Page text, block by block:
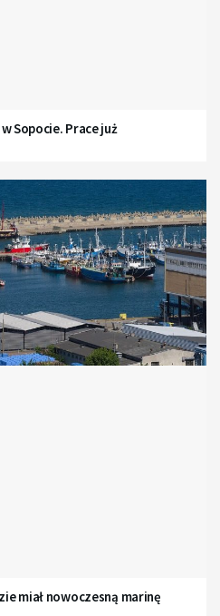
Sopocie. Prace już
miał nowoczesną marinę